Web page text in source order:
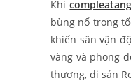
Khi
bùng nổ trong
khiến sân vận
vàng và phong
thương, di sản